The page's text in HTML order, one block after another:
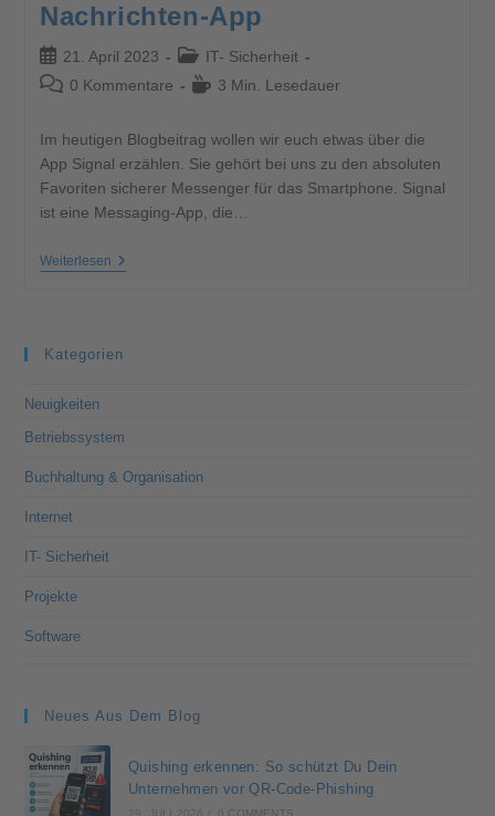
Nachrichten-App
21. April 2023
IT- Sicherheit
0 Kommentare
3 Min. Lesedauer
Im heutigen Blogbeitrag wollen wir euch etwas über die
App Signal erzählen. Sie gehört bei uns zu den absoluten
Favoriten sicherer Messenger für das Smartphone. Signal
ist eine Messaging-App, die…
Weiterlesen
Kategorien
Neuigkeiten
Betriebssystem
Buchhaltung & Organisation
Internet
IT- Sicherheit
Projekte
Software
Neues Aus Dem Blog
Quishing erkennen: So schützt Du Dein
Unternehmen vor QR-Code-Phishing
29. JULI 2026 0 COMMENTS